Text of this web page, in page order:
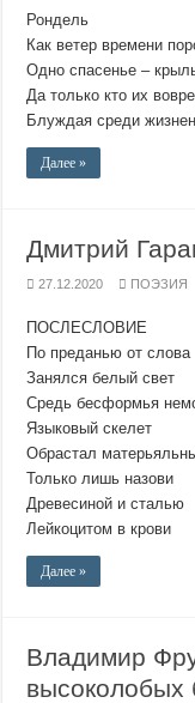
Рондель
Как ветер времени
Одно спасенье –
Да только кто их
Блуждая среди
Далее »
Дмитрий
27.12.2020 ПОЭЗИЯ
ПОСЛЕСЛОВИЕ
По преданью от слова
Занялся белый свет
Средь бесформья
Языковый скелет
Обрастал
Только лишь назови
Древесиной и сталью
Лейкоцитом в крови
Далее »
Владимир
высоколобых